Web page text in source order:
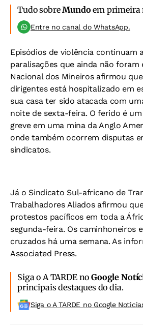
Tudo sobreMundo em primeira
Entre no canal do WhatsApp.
Episódios de violência continuam
paralisações que ainda não foram
Nacional dos Mineiros afirmou
dirigentes está hospitalizado em
sua casa ter sido atacada com
noite de sexta-feira. O ferido é
greve em uma mina da Anglo
onde também ocorrem disputas
sindicatos.
Já o Sindicato Sul-africano de
Trabalhadores Aliados afirmou
protestos pacíficos em toda a
segunda-feira. Os caminhoneiros
cruzados há uma semana. As
Associated Press.
Siga o A TARDE noGoogle
principais destaques do dia.
Siga o A TARDE no Google